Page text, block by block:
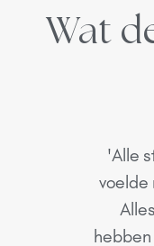
Wat
'Alle
voelde